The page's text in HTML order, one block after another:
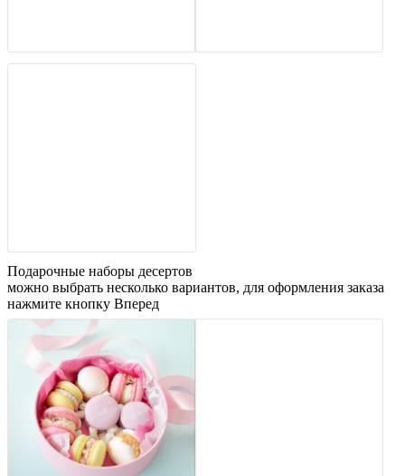
Подарочные наборы десертов
можно выбрать несколько вариантов, для оформления заказа
нажмите кнопку Вперед